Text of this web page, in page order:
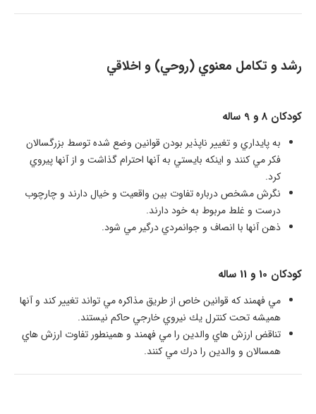
رشد و تكامل معنوي (روحي) و اخلاقي
كودكان 8 و 9 ساله
به پايداري و تغيير ناپذير بودن قوانين وضع شده توسط بزرگسالان
فكر مي كنند و اينكه بايستي به آنها احترام گذاشت و از آنها پيروي
كرد.
نگرش مشخص درباره تفاوت بين واقعيت و خيال دارند و چارچوب
درست و غلط مربوط به خود دارند.
ذهن آنها با انصاف و جوانمردي درگير مي شود.
​كودكان 10 و 11 ساله
مي فهمند كه قوانين خاص از طريق مذاكره مي تواند تغيير كند و آنها
هميشه تحت كنترل يك نيروي خارجي حاكم نيستند.
تناقض ارزش هاي والدين را مي فهمند و همينطور تفاوت ارزش هاي
همسالان و والدين را درك مي كنند.